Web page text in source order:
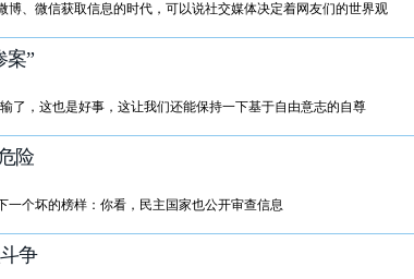
博、微信获取信息的时代，可以说社交媒体决定着网友们的世界观
案”
了，这也是好事，这让我们还能保持一下基于自由意志的自尊
险
一个坏的榜样：你看，民主国家也公开审查信息
争